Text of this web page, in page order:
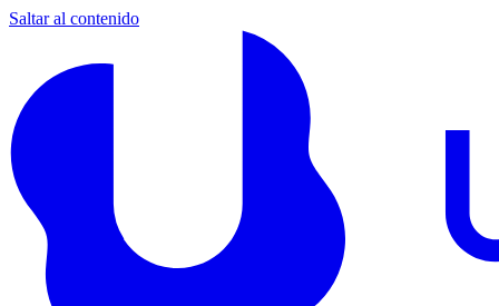
Saltar al contenido